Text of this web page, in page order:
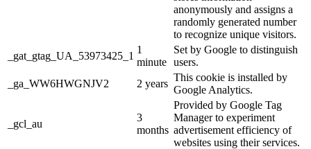
anonymously and assigns a
randomly generated number
to recognize unique visitors.
_gat_gtag_UA_53973425_1
1
minute
Set by Google to distinguish
users.
_ga_WW6HWGNJV2
2 years
This cookie is installed by
Google Analytics.
_gcl_au
3
months
Provided by Google Tag
Manager to experiment
advertisement efficiency of
websites using their services.